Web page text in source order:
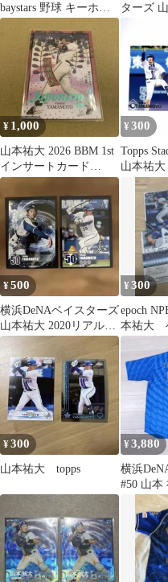
baystars 野球 キーホル
ダー ブレスレット
ターズ
¥ 1,000
山本祐大 2026 BBM 1st
インサートカード
Japonism
¥ 300
Topps
山本祐
¥500
横浜DeNAベイスターズ
山本祐大 2020リアル化
カード 2枚
¥300
epoch
本祐大
セット
¥300
山本祐大 topps
¥3,880
横浜
#50 山本
リティ